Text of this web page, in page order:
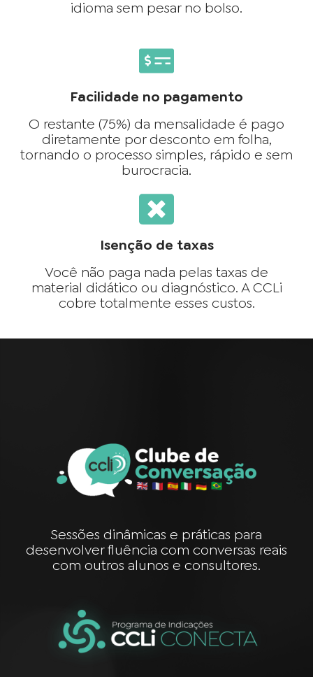
idioma sem pesar no bolso.
Facilidade no pagamento
O restante (75%) da mensalidade é pago
diretamente por desconto em folha,
tornando o processo simples, rápido e sem
burocracia.
Isenção de taxas
Você não paga nada pelas taxas de
material didático ou diagnóstico. A CCLi
cobre totalmente esses custos.
Sessões dinâmicas e práticas para
desenvolver fluência com conversas reais
com outros alunos e consultores.